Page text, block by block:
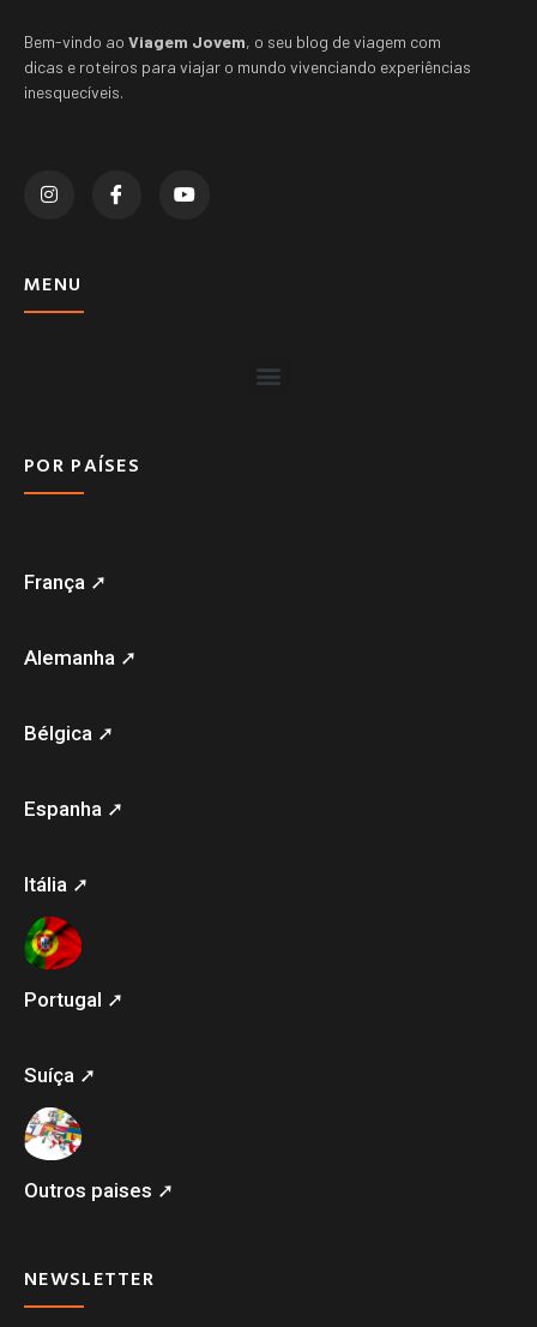
Bem-vindo ao Viagem Jovem, o seu blog de viagem com
dicas e roteiros para viajar o mundo vivenciando experiências
inesquecíveis.
MENU
POR PAÍSES
França ➚
Alemanha ➚
Bélgica ➚
Espanha ➚
Itália ➚
Portugal ➚
Suíça ➚
Outros paises ➚
NEWSLETTER